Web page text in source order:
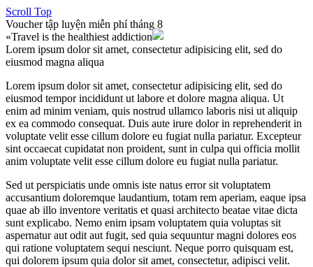
Scroll Top
Voucher tập luyện miễn phí tháng 8
«Travel is the healthiest addiction»
Lorem ipsum dolor sit amet, consectetur adipisicing elit, sed do
eiusmod magna aliqua
Lorem ipsum dolor sit amet, consectetur adipisicing elit, sed do
eiusmod tempor incididunt ut labore et dolore magna aliqua. Ut
enim ad minim veniam, quis nostrud ullamco laboris nisi ut aliquip
ex ea commodo consequat. Duis aute irure dolor in reprehenderit in
voluptate velit esse cillum dolore eu fugiat nulla pariatur. Excepteur
sint occaecat cupidatat non proident, sunt in culpa qui officia mollit
anim voluptate velit esse cillum dolore eu fugiat nulla pariatur.
Sed ut perspiciatis unde omnis iste natus error sit voluptatem
accusantium doloremque laudantium, totam rem aperiam, eaque ipsa
quae ab illo inventore veritatis et quasi architecto beatae vitae dicta
sunt explicabo. Nemo enim ipsam voluptatem quia voluptas sit
aspernatur aut odit aut fugit, sed quia sequuntur magni dolores eos
qui ratione voluptatem sequi nesciunt. Neque porro quisquam est,
qui dolorem ipsum quia dolor sit amet, consectetur, adipisci velit.